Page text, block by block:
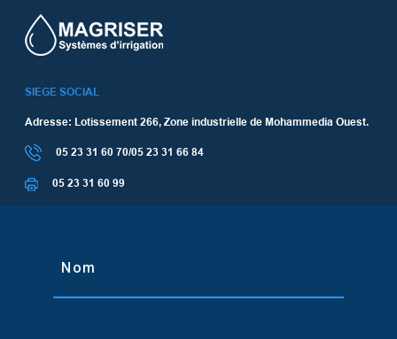
SIEGE SOCIAL
Adresse: Lotissement 266, Zone industrielle de Mohammedia Ouest.
05 23 31 60 70/05 23 31 66 84
05 23 31 60 99